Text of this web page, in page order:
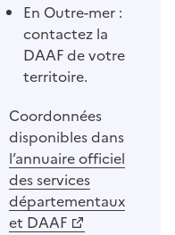
En Outre-mer :
contactez la
DAAF de votre
territoire.
Coordonnées
disponibles dans
l’annuaire officiel
des services
départementaux
et DAAF